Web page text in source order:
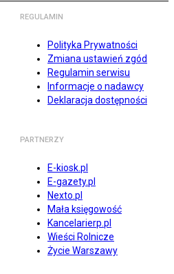
REGULAMIN
Polityka Prywatności
Zmiana ustawień zgód
Regulamin serwisu
Informacje o nadawcy
Deklaracja dostępności
PARTNERZY
E-kiosk.pl
E-gazety.pl
Nexto.pl
Mała księgowość
Kancelarierp.pl
Wieści Rolnicze
Życie Warszawy